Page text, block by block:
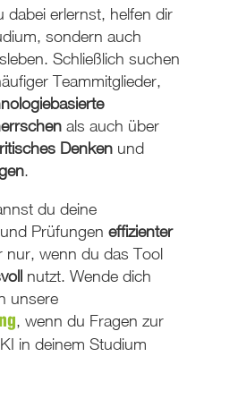
dabei erlernst, helfen dir
sondern auch
Schließlich suchen
Teammitglieder,
als auch über
Denkenund
.
du deine
Prüfungen effizienter
nur, wenn du das Tool
nutzt. Wende dich
unsere
, wenn du Fragen zur
in deinem Studium